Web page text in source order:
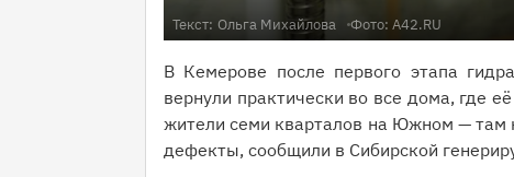
Текст: Ольга Михайлова Фото: A42.RU
В Кемерове после первого этапа
вернули практически во все дома, где
жители семи кварталов на Южном — там
дефекты, сообщили в Сибирской